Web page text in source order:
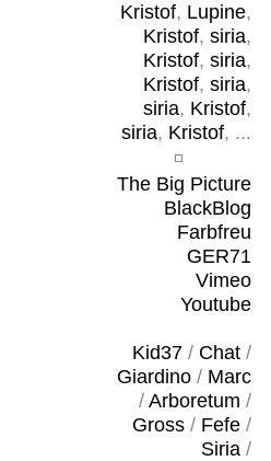
Kristof, Lupine,
Kristof, siria,
Kristof, siria,
Kristof, siria,
siria, Kristof,
siria, Kristof, ...
The Big Picture
BlackBlog
Farbfreu
GER71
Vimeo
Youtube
Kid37/ Chat/
Giardino/ Marc
/ Arboretum /
Gross/ Fefe/
Siria/